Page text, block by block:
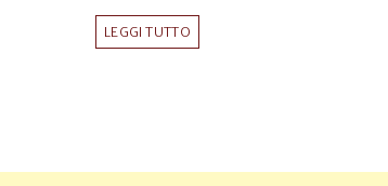
LEGGI TUTTO